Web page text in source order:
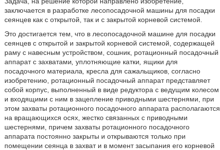
заключается в разработке лесопосадочной машины для посадки
сеянцев как с открытой, так и с закрытой корневой системой.
Это достигается тем, что в лесопосадочной машине для посадки
сеянцев с открытой и закрытой корневой системой, содержащей
раму с навесным устройством, сошник, ротационный посадочный
аппарат с захватами уплотняющие катки ящики для
посадочного материала
кресла для сажальщиков, согласно
изобретению, ротационный посадочный аппарат представляет
собой корпус, выполненный в виде редуктора с ведущим колесом
и входящими с ним в зацепление приводными шестернями, при
этом захваты ротационного посадочного аппарата располагаются
на вращающихся осях, жестко связанных с приводными
шестернями, причем захваты ротационного посадочного
аппарата постоянно закрыты и открываются только при
помещении сеянца в захват и в момент засыпания его корневой